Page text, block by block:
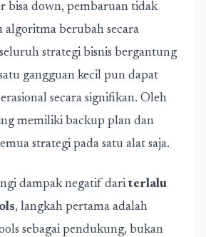
bisa down, pembaruan tidak
algoritma berubah secara
strategi bisnis bergantung
gangguan kecil pun dapat
secara signifikan. Oleh
memiliki backup plan dan
strategi pada satu alat saja.
dampak negatif dari terlalu
, langkah pertama adalah
sebagai pendukung, bukan